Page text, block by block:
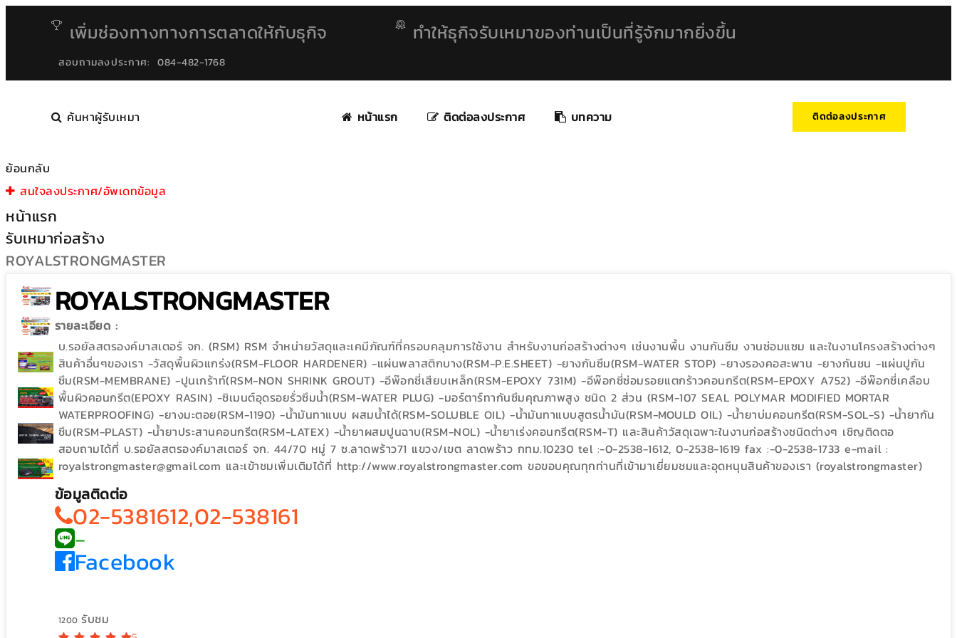
เพิ่มช่องทางทางการตลาดให้กับธุกิจ ทำให้ธุกิจรับเหมาของท่านเป็นที่รู้จักมากยิ่งขึ้น
สอบถามลงประกาศ: 084-482-1768
ค้นหาผู้รับเหมา ติดต่อลงประกาศ
หน้าแรก ติดต่อลงประกาศ บทความ
ย้อนกลับ
สนใจลงประกาศ/อัพเดทข้อมูล
หน้าแรก
รับเหมาก่อสร้าง
ROYALSTRONGMASTER
ROYALSTRONGMASTER
รายละเอียด :
บ.รอยัลสตรองค์มาสเตอร์ จก. (RSM) RSM จำหน่ายวัสดุและเคมีภัณฑ์ที่ครอบคลุมการใช้งาน สำหรับงานก่อสร้างต่างๆ เช่นงานพื้น งานกันซึม งานซ่อมแซม และในงานโครงสร้างต่างๆ
สินค้าอื่นๆของเรา -วัสดุพื้นผิวแกร่ง(RSM-FLOOR HARDENER) -แผ่นพลาสติกบาง(RSM-P.E.SHEET) -ยางกันซึม(RSM-WATER STOP) -ยางรองคอสะพาน -ยางกันชน -แผ่นปูกัน
ซึม(RSM-MEMBRANE) -ปูนเกร้าท์(RSM-NON SHRINK GROUT) -อีพ๊อกซี่เสียบเหล็ก(RSM-EPOXY 731M) -อีพ๊อกซี่ซ่อมรอยแตกร้าวคอนกรีต(RSM-EPOXY A752) -อีพ๊อกซี่เคลือบ
พื้นผิวคอนกรีต(EPOXY RASIN) -ซิเมนต์อุดรอยรั่วซึมน้ำ(RSM-WATER PLUG) -มอร์ตาร์ทากันซึมคุณภาพสูง ชนิด 2 ส่วน (RSM-107 SEAL POLYMAR MODIFIED MORTAR
WATERPROOFING) -ยางมะตอย(RSM-1190) -น้ำมันทาแบบ ผสมน้ำได้(RSM-SOLUBLE OIL) -น้ำมันทาแบบสูตรน้ำมัน(RSM-MOULD OIL) -น้ำยาบ่มคอนกรีต(RSM-SOL-S) -น้ำยากัน
ซึม(RSM-PLAST) -น้ำยาประสานคอนกรีต(RSM-LATEX) -น้ำยาผสมปูนฉาบ(RSM-NOL) -น้ำยาเร่งคอนกรีต(RSM-T) และสินค้าวัสดุเฉพาะในงานก่อสร้างชนิดต่างๆ เชิญติดตอ
สอบถามได้ที่ บ.รอยัลสตรองค์มาสเตอร์ จก. 44/70 หมู่ 7 ซ.ลาดพร้าว71 แขวง/เขต ลาดพร้าว กทม.10230 tel :-0-2538-1612, 0-2538-1619 fax :-0-2538-1733 e-mail :
royalstrongmaster@gmail.com และเข้าชมเพิ่มเติมได้ที่ http://www.royalstrongmaster.com ขอขอบคุณทุกท่านที่เข้ามาเยี่ยมชมและอุดหนุนสินค้าของเรา (royalstrongmaster)
ข้อมูลติดต่อ
02-5381612,02-538161
-
Facebook
1200 รับชม